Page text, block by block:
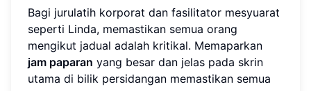
Bagi jurulatih korporat dan fasilitator mesyuarat
seperti Linda, memastikan semua orang
mengikut jadual adalah kritikal. Memaparkan
jam paparan yang besar dan jelas pada skrin
utama di bilik persidangan memastikan semua